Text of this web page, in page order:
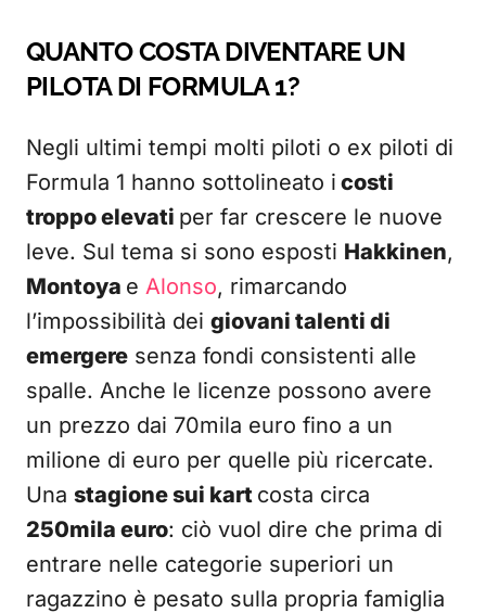
QUANTO COSTA DIVENTARE UN
PILOTA DI FORMULA 1?
Negli ultimi tempi molti piloti o ex piloti di
Formula 1 hanno sottolineato i costi
troppo elevati per far crescere le nuove
leve. Sul tema si sono esposti Hakkinen,
Montoya e Alonso, rimarcando
l’impossibilità dei giovani talenti di
emergere senza fondi consistenti alle
spalle. Anche le licenze possono avere
un prezzo dai 70mila euro fino a un
milione di euro per quelle più ricercate.
Una stagione sui kart costa circa
250mila euro: ciò vuol dire che prima di
entrare nelle categorie superiori un
ragazzino è pesato sulla propria famiglia